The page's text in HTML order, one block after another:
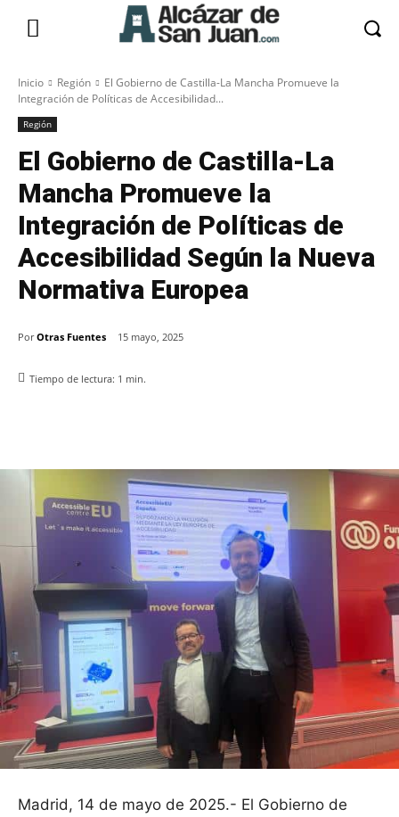
Inicio Región
El Gobierno de Castilla-La Mancha Promueve la
Integración de Políticas de Accesibilidad...
Región
El Gobierno de Castilla-La
Mancha Promueve la
Integración de Políticas de
Accesibilidad Según la Nueva
Normativa Europea
Por Otras Fuentes 15 mayo, 2025
Tiempo de lectura: 1 min.
Madrid, 14 de mayo de 2025.- El Gobierno de